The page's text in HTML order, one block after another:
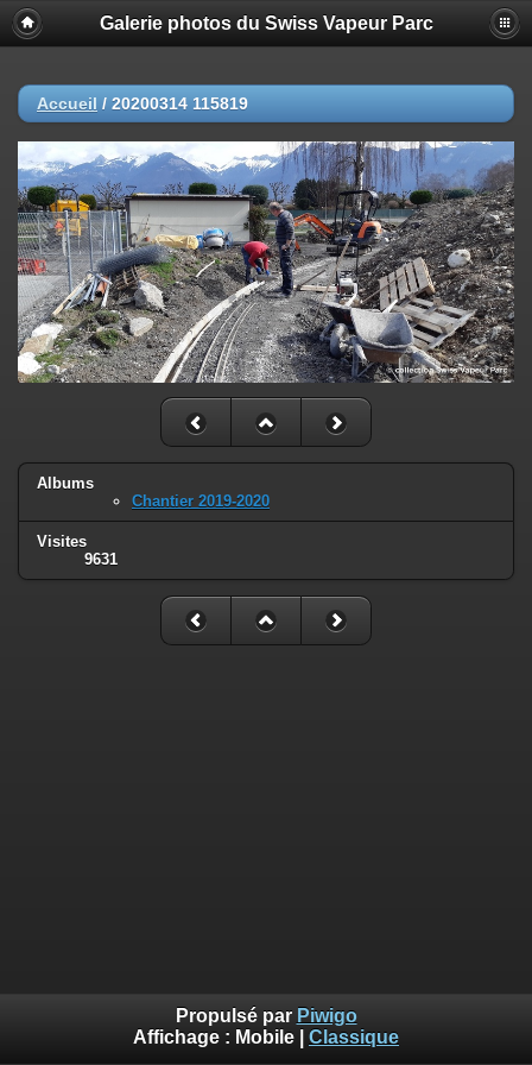
Galerie photos du Swiss Vapeur Parc
Accueil / 20200314 115819
Albums
Chantier 2019-2020
Visites
9631
Propulsé par Piwigo
Affichage : Mobile Classique